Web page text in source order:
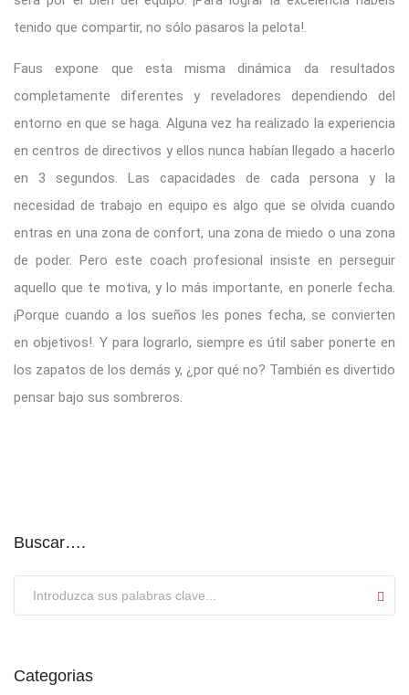
tenido que compartir, no sólo pasaros la pelota!.
Faus expone que esta misma dinámica da resultados
completamente diferentes y reveladores dependiendo del
entorno en que se haga. Alguna vez ha realizado la experiencia
en centros de directivos y ellos nunca habían llegado a hacerlo
en 3 segundos. Las capacidades de cada persona y la
necesidad de trabajo en equipo es algo que se olvida cuando
entras en una zona de confort, una zona de miedo o una zona
de poder. Pero este coach profesional insiste en perseguir
aquello que te motiva, y lo más importante, en ponerle fecha.
¡Porque cuando a los sueños les pones fecha, se convierten
en objetivos!. Y para lograrlo, siempre es útil saber ponerte en
los zapatos de los demás y, ¿por qué no? También es divertido
pensar bajo sus sombreros.
Buscar….
Categorias